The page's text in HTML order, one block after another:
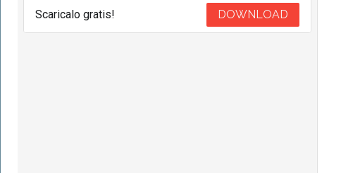
Scaricalo gratis! DOWNLOAD